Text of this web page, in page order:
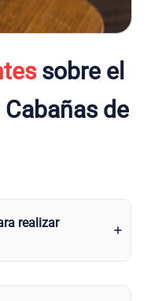
sobre el
de
realizar